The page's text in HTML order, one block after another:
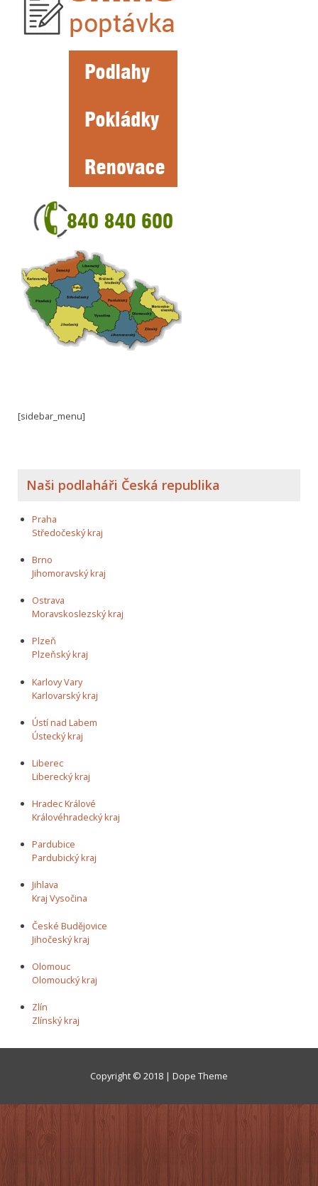
[sidebar_menu]
Naši podlaháři Česká republika
Praha
Středočeský kraj
Brno
Jihomoravský kraj
Ostrava
Moravskoslezský kraj
Plzeň
Plzeňský kraj
Karlovy Vary
Karlovarský kraj
Ústí nad Labem
Ústecký kraj
Liberec
Liberecký kraj
Hradec Králové
Královéhradecký kraj
Pardubice
Pardubický kraj
Jihlava
Kraj Vysočina
České Budějovice
Jihočeský kraj
Olomouc
Olomoucký kraj
Zlín
Zlínský kraj
Copyright © 2018 | Dope Theme